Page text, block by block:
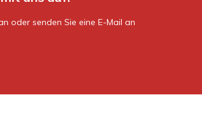
oder senden Sie eine E-Mail an